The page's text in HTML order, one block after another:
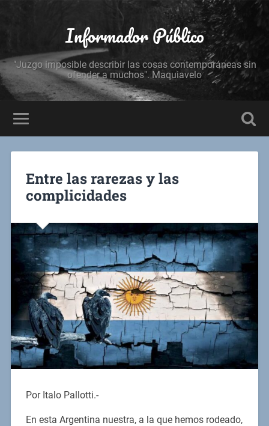
Informador Público
"Juzgo imposible describir las cosas contemporáneas sin
ofender a muchos". Maquiavelo
Entre las rarezas y las
complicidades
Por Italo Pallotti.-
En esta Argentina nuestra, a la que hemos rodeado,